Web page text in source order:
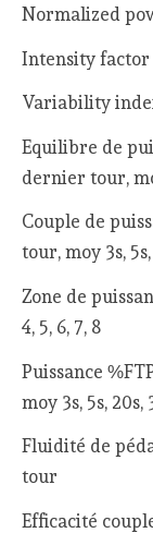
Normalized
Intensity factor
Variability
Equilibre de
dernier tour,
Couple de
tour, moy 3s,
Zone de
4, 5, 6, 7, 8
Puissance
moy 3s, 5s, 20s,
Fluidité de
tour
Efficacité